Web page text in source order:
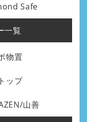
Safe
一覧
物置
ップ
山善